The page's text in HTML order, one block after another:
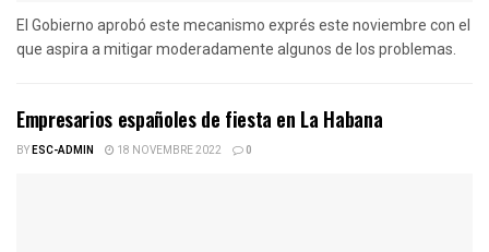
El Gobierno aprobó este mecanismo exprés este noviembre con el
que aspira a mitigar moderadamente algunos de los problemas.
Empresarios españoles de fiesta en La Habana
BYESC-ADMIN 18 NOVEMBRE 2022 0